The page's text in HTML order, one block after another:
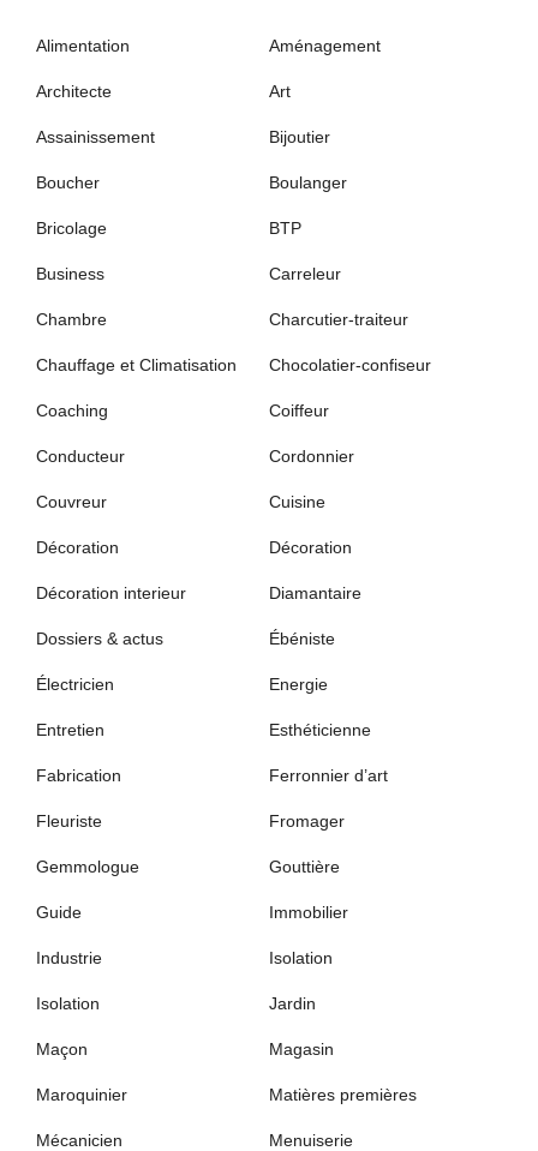
Alimentation Aménagement
Architecte Art
Assainissement Bijoutier
Boucher Boulanger
Bricolage BTP
Business Carreleur
Chambre Charcutier-traiteur
Chauffage et Climatisation Chocolatier-confiseur
Coaching Coiffeur
Conducteur Cordonnier
Couvreur Cuisine
Décoration Décoration
Décoration interieur Diamantaire
Dossiers & actus Ébéniste
Électricien Energie
Entretien Esthéticienne
Fabrication Ferronnier d’art
Fleuriste Fromager
Gemmologue Gouttière
Guide Immobilier
Industrie Isolation
Isolation Jardin
Maçon Magasin
Maroquinier Matières premières
Mécanicien Menuiserie